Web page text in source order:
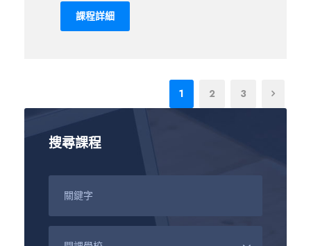
課程詳細
1 2 3
搜尋課程